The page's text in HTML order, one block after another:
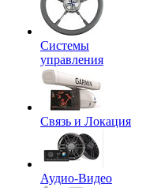
Системы
управления
Связь и Локация
Аудио-Видео